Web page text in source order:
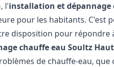
, l'installation et dépannage
pour les habitants. C'est
disposition pour répondre
chauffe eau Soultz
de chauffe-eau,